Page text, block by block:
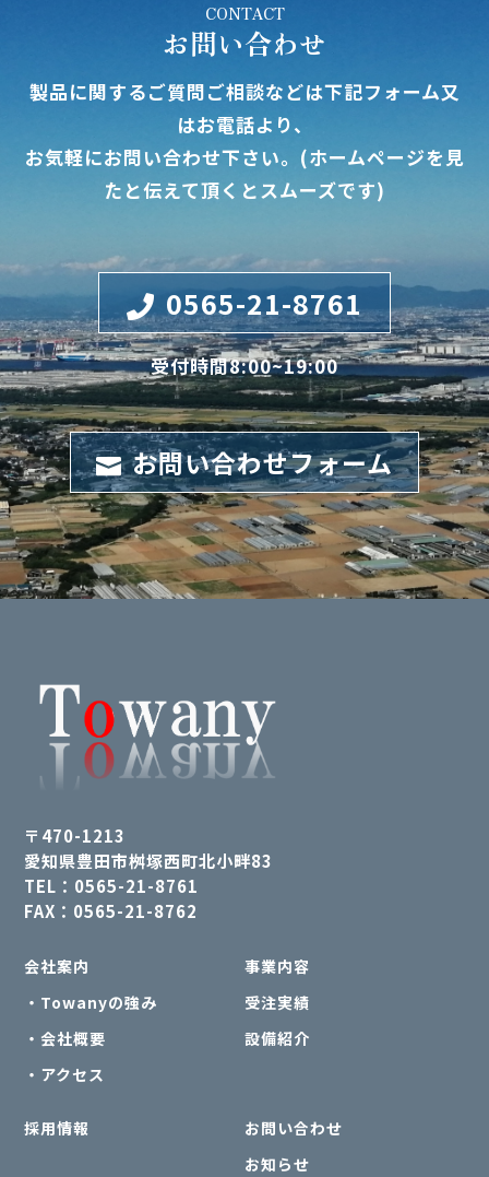
CONTACT
お問い合わせ
製品に関するご質問ご相談などは下記フォーム又
はお電話より、
お気軽にお問い合わせ下さい。(ホームページを見
たと伝えて頂くとスムーズです)
 0565-21-8761
受付時間8:00~19:00
 お問い合わせフォーム
〒470-1213
愛知県豊田市桝塚西町北小畔83
TEL：0565-21-8761
FAX：0565-21-8762
会社案内
・Towanyの強み
・会社概要
・アクセス
事業内容
受注実績
設備紹介
採用情報
お問い合わせ
お知らせ